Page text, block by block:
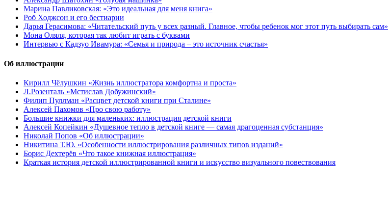
Марина Павликовская: «Это идеальная для меня книга»
Роб Ходжсон и его бестиарии
Дарья Герасимова: «Читательский путь у всех разный. Главное, чтобы ребенок мог этот путь выбирать сам»
Мона Оляля, которая так любит играть с буквами
Интервью с Кадзуо Ивамура: «Семья и природа – это источник счастья»
Об иллюстрации
Кирилл Чёлушкин «Жизнь иллюстратора комфортна и проста»
Л.Розенталь «Мстислав Добужинский»
Филип Пуллман «Расцвет детской книги при Сталине»
Алексей Пахомов «Про свою работу»
Большие книжки для маленьких: иллюстрация детской книги
Алексей Копейкин «Душевное тепло в детской книге — самая драгоценная субстанция»
Николай Попов «Об иллюстрации»
Никитина Т.Ю. «Особенности иллюстрирования различных типов изданий»
Борис Дехтерёв «Что такое книжная иллюстрация»
Краткая история детской иллюстрированной книги и искусство визуального повествования